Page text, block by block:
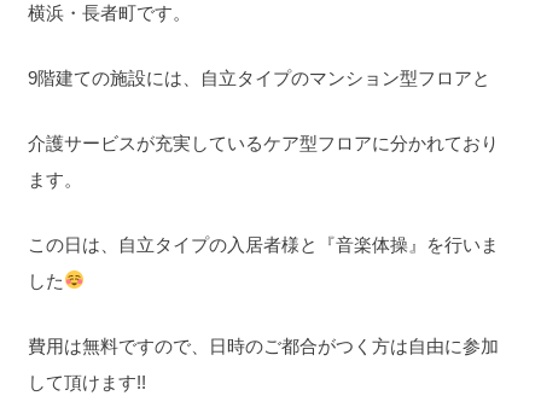
横浜・長者町です。
9階建ての施設には、自立タイプのマンション型フロアと
介護サービスが充実しているケア型フロアに分かれており
ます。
この日は、自立タイプの入居者様と『音楽体操』を行いま
した
費用は無料ですので、日時のご都合がつく方は自由に参加
して頂けます!!